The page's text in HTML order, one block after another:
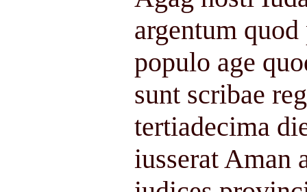
argentum
populo age
sunt scribae
tertiadecima
iusserat Aman